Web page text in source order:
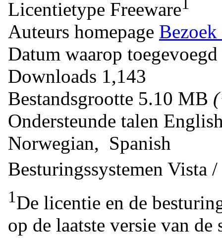
Licentietype Freeware
Auteurs homepage
Datum waarop toegevoegd
Downloads 1,143
Bestandsgrootte 5.10 MB
Ondersteunde talen
Norwegian, Spanish
Besturingssystemen Vista
1De licentie en de
op de laatste versie van de